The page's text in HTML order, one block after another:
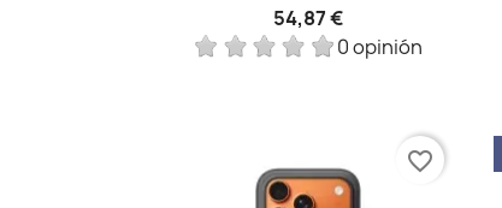
54,87 €
0 opinión
favorite_border